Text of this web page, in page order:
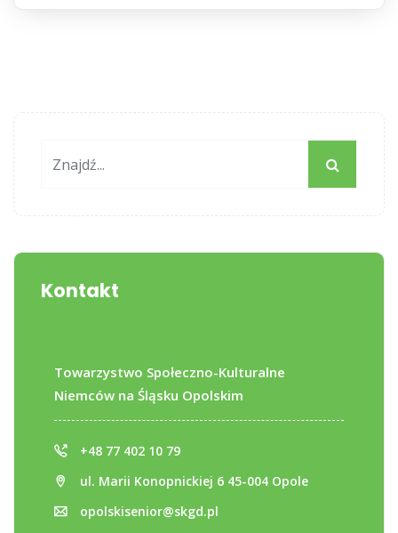
Kontakt
Towarzystwo Społeczno-Kulturalne
Niemców na Śląsku Opolskim
+48 77 402 10 79
ul. Marii Konopnickiej 6 45-004 Opole
opolskisenior@skgd.pl